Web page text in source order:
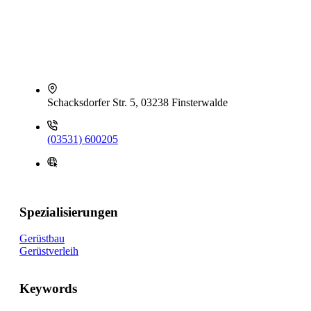
Schacksdorfer Str. 5, 03238 Finsterwalde
(03531) 600205
Spezialisierungen
Gerüstbau
Gerüstverleih
Keywords